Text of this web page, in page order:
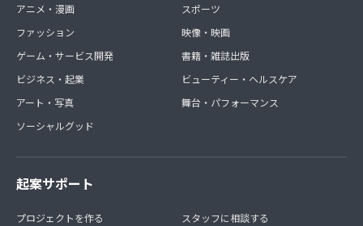
アニメ・漫画
ファッション
ゲーム・サービス開発
ビジネス・起業
アート・写真
ソーシャルグッド
スポーツ
映像・映画
書籍・雑誌出版
ビューティー・ヘルスケア
舞台・パフォーマンス
起案サポート
プロジェクトを作る
スタッフに相談する